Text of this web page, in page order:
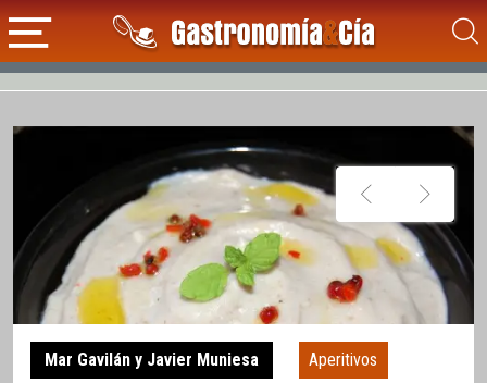
Mar Gavilán y Javier Muniesa Aperitivos